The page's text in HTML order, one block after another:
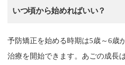
いつ頃から始めればいい？
予防矯正を始める時期は5歳～6歳
治療を開始できます。あごの成長